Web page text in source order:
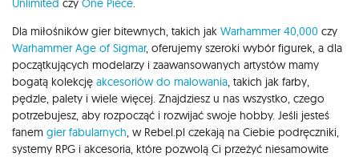
Dla miłośników gier bitewnych, takich jak Warhammer 40,000 czy
Warhammer Age of Sigmar, oferujemy szeroki wybór figurek, a dla
początkujących modelarzy i zaawansowanych artystów mamy
bogatą kolekcję akcesoriów do malowania , takich jak farby,
pędzle, palety i wiele więcej. Znajdziesz u nas wszystko, czego
potrzebujesz, aby rozpocząć i rozwijać swoje hobby. Jeśli jesteś
fanem gier fabularnych , w Rebel.pl czekają na Ciebie podręczniki,
systemy RPG i akcesoria, które pozwolą Ci przeżyć niesamowite